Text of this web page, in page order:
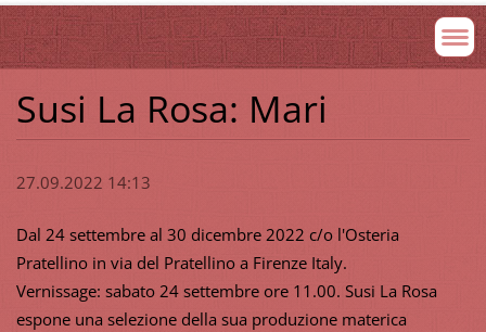
Susi La Rosa: Mari
27.09.2022 14:13
Dal 24 settembre al 30 dicembre 2022 c/o l'Osteria
Pratellino in via del Pratellino a Firenze Italy.
Vernissage: sabato 24 settembre ore 11.00. Susi La Rosa
espone una selezione della sua produzione materica